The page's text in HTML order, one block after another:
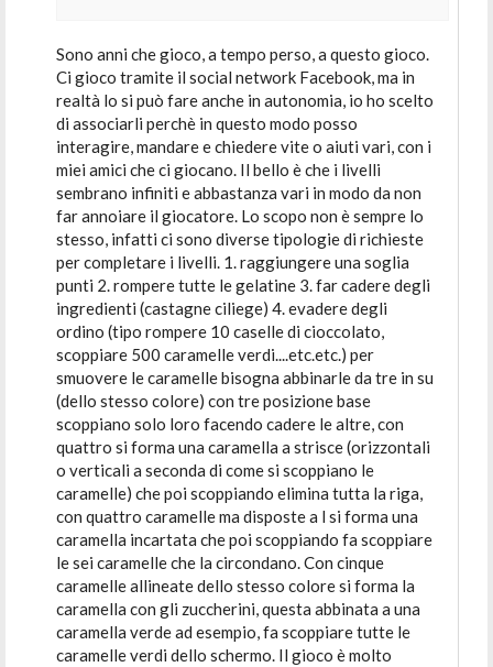
Sono anni che gioco, a tempo perso, a questo gioco.
Ci gioco tramite il social network Facebook, ma in
realtà lo si può fare anche in autonomia, io ho scelto
di associarli perchè in questo modo posso
interagire, mandare e chiedere vite o aiuti vari, con i
miei amici che ci giocano. Il bello è che i livelli
sembrano infiniti e abbastanza vari in modo da non
far annoiare il giocatore. Lo scopo non è sempre lo
stesso, infatti ci sono diverse tipologie di richieste
per completare i livelli. 1. raggiungere una soglia
punti 2. rompere tutte le gelatine 3. far cadere degli
ingredienti (castagne ciliege) 4. evadere degli
ordino (tipo rompere 10 caselle di cioccolato,
scoppiare 500 caramelle verdi....etc.etc.) per
smuovere le caramelle bisogna abbinarle da tre in su
(dello stesso colore) con tre posizione base
scoppiano solo loro facendo cadere le altre, con
quattro si forma una caramella a strisce (orizzontali
o verticali a seconda di come si scoppiano le
caramelle) che poi scoppiando elimina tutta la riga,
con quattro caramelle ma disposte a l si forma una
caramella incartata che poi scoppiando fa scoppiare
le sei caramelle che la circondano. Con cinque
caramelle allineate dello stesso colore si forma la
caramella con gli zuccherini, questa abbinata a una
caramella verde ad esempio, fa scoppiare tutte le
caramelle verdi dello schermo. Il gioco è molto